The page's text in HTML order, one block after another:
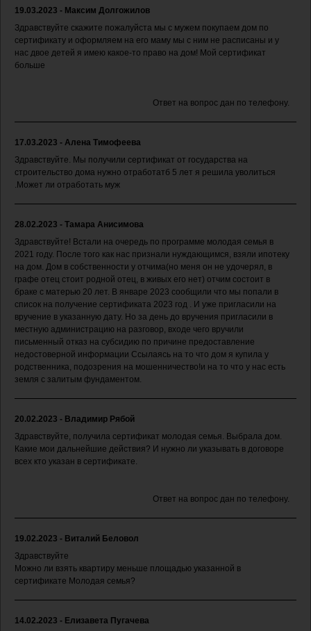
19.03.2023 - Максим Долгожилов
Здравствуйте скажите пожалуйста мы с мужем покупаем дом по
сертификату и оформляем на его маму мы с ним не расписаны и у
нас двое детей я имею какое-то право на дом! Мой сертификат
больше
Ответ на вопрос дан по телефону.
17.03.2023 - Алена Тимофеева
Здравствуйте. Мы получили сертификат от государства на
строительство дома нужно отработатб 5 лет я решила уволиться
.Может ли отработать муж
28.02.2023 - Тамара Анисимова
Здравствуйте! Встали на очередь по программе молодая семья в
2021 году. После того как нас признали нуждающимся, взяли ипотеку
на дом. Дом в собственности у отчима(но меня он не удочерял, в
графе отец стоит родной отец, в живых его нет) отчим состоит в
браке с матерью 20 лет. В январе 2023 сообщили что мы попали в
список на получение сертификата 2023 год . И уже пригласили на
вручение в указанную дату. Но за день до вручения пригласили в
местную администрацию на разговор, входе чего вручили
письменный отказ на субсидию по причине предоставление
недостоверной информации Ссылаясь на то что дом я купила у
родственника, подозрения на мошенничество!и на то что у нас есть
земля с залитым фундаментом.
20.02.2023 - Владимир Рябой
Здравствуйте, получила сертификат молодая семья. Выбрала дом.
Какие мои дальнейшие действия? И нужно ли указывать в договоре
всех кто указан в сертификате.
Ответ на вопрос дан по телефону.
19.02.2023 - Виталий Беловол
Здравствуйте
Можно ли взять квартиру меньше площадью указанной в
сертификате Молодая семья?
14.02.2023 - Елизавета Пугачева